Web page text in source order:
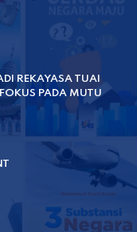
REKAYASA TUAI
PADA MUTU